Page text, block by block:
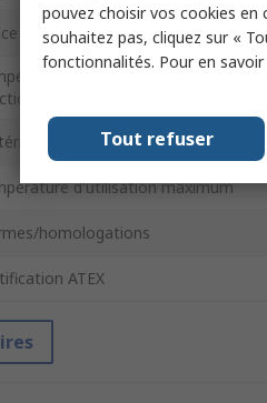
IP
minimum de
d'utilisation maximum
homologations
ATEX
pouvez choisir vos cookies en
souhaitez pas, cliquez sur «
fonctionnalités. Pour en
Tout refuser